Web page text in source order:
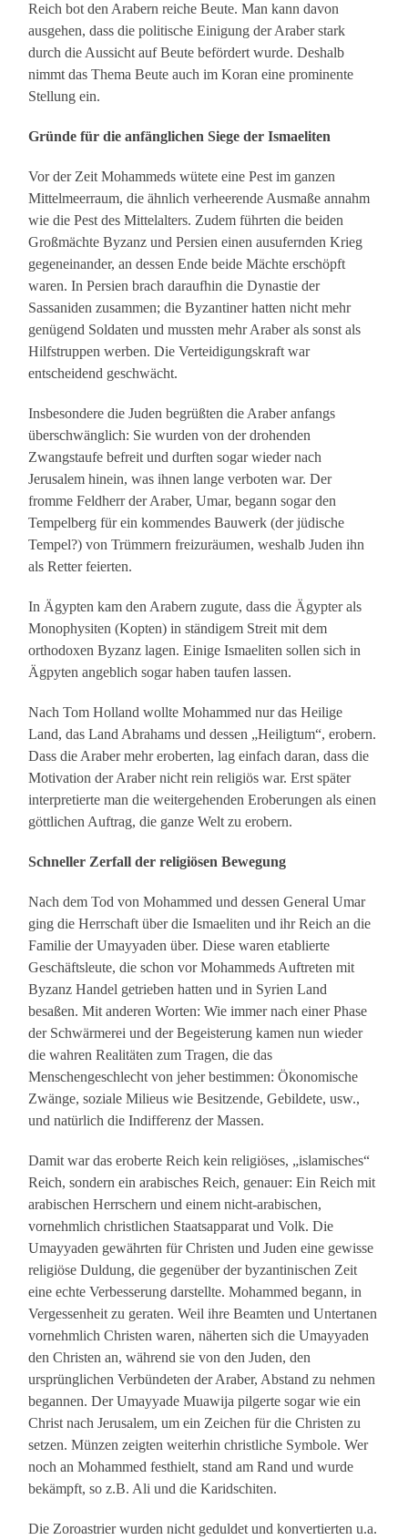
Reich bot den Arabern reiche Beute. Man kann davon
ausgehen, dass die politische Einigung der Araber stark
durch die Aussicht auf Beute befördert wurde. Deshalb
nimmt das Thema Beute auch im Koran eine prominente
Stellung ein.
Gründe für die anfänglichen Siege der Ismaeliten
Vor der Zeit Mohammeds wütete eine Pest im ganzen
Mittelmeerraum, die ähnlich verheerende Ausmaße annahm
wie die Pest des Mittelalters. Zudem führten die beiden
Großmächte Byzanz und Persien einen ausufernden Krieg
gegeneinander, an dessen Ende beide Mächte erschöpft
waren. In Persien brach daraufhin die Dynastie der
Sassaniden zusammen; die Byzantiner hatten nicht mehr
genügend Soldaten und mussten mehr Araber als sonst als
Hilfstruppen werben. Die Verteidigungskraft war
entscheidend geschwächt.
Insbesondere die Juden begrüßten die Araber anfangs
überschwänglich: Sie wurden von der drohenden
Zwangstaufe befreit und durften sogar wieder nach
Jerusalem hinein, was ihnen lange verboten war. Der
fromme Feldherr der Araber, Umar, begann sogar den
Tempelberg für ein kommendes Bauwerk (der jüdische
Tempel?) von Trümmern freizuräumen, weshalb Juden ihn
als Retter feierten.
In Ägypten kam den Arabern zugute, dass die Ägypter als
Monophysiten (Kopten) in ständigem Streit mit dem
orthodoxen Byzanz lagen. Einige Ismaeliten sollen sich in
Ägpyten angeblich sogar haben taufen lassen.
Nach Tom Holland wollte Mohammed nur das Heilige
Land, das Land Abrahams und dessen „Heiligtum“, erobern.
Dass die Araber mehr eroberten, lag einfach daran, dass die
Motivation der Araber nicht rein religiös war. Erst später
interpretierte man die weitergehenden Eroberungen als einen
göttlichen Auftrag, die ganze Welt zu erobern.
Schneller Zerfall der religiösen Bewegung
Nach dem Tod von Mohammed und dessen General Umar
ging die Herrschaft über die Ismaeliten und ihr Reich an die
Familie der Umayyaden über. Diese waren etablierte
Geschäftsleute, die schon vor Mohammeds Auftreten mit
Byzanz Handel getrieben hatten und in Syrien Land
besaßen. Mit anderen Worten: Wie immer nach einer Phase
der Schwärmerei und der Begeisterung kamen nun wieder
die wahren Realitäten zum Tragen, die das
Menschengeschlecht von jeher bestimmen: Ökonomische
Zwänge, soziale Milieus wie Besitzende, Gebildete, usw.,
und natürlich die Indifferenz der Massen.
Damit war das eroberte Reich kein religiöses, „islamisches“
Reich, sondern ein arabisches Reich, genauer: Ein Reich mit
arabischen Herrschern und einem nicht-arabischen,
vornehmlich christlichen Staatsapparat und Volk. Die
Umayyaden gewährten für Christen und Juden eine gewisse
religiöse Duldung, die gegenüber der byzantinischen Zeit
eine echte Verbesserung darstellte. Mohammed begann, in
Vergessenheit zu geraten. Weil ihre Beamten und Untertanen
vornehmlich Christen waren, näherten sich die Umayyaden
den Christen an, während sie von den Juden, den
ursprünglichen Verbündeten der Araber, Abstand zu nehmen
begannen. Der Umayyade Muawija pilgerte sogar wie ein
Christ nach Jerusalem, um ein Zeichen für die Christen zu
setzen. Münzen zeigten weiterhin christliche Symbole. Wer
noch an Mohammed festhielt, stand am Rand und wurde
bekämpft, so z.B. Ali und die Karidschiten.
Die Zoroastrier wurden nicht geduldet und konvertierten u.a.